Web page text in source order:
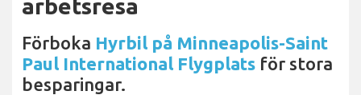
arbetsresa
Förboka Hyrbil på Minneapolis-Saint
Paul International Flygplats för stora
besparingar.